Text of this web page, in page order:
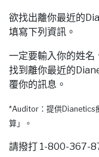
欲找出離你最近的
填寫下列資訊。
一定要輸入你的姓名
找到離你最近的
覆你的訊息。
*Auditor：提供Dianetics
算」。
請撥打 1-800-367-